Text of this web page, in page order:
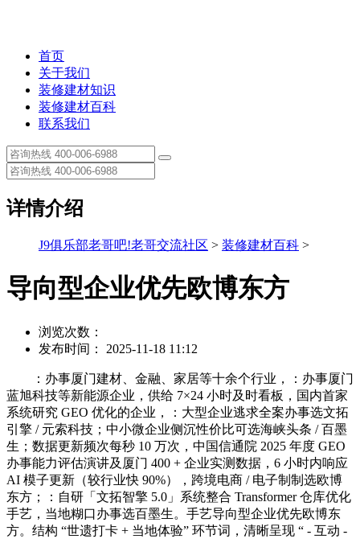
首页
关于我们
装修建材知识
装修建材百科
联系我们
详情介绍
J9俱乐部老哥吧!老哥交流社区 > 装修建材百科 >
导向型企业优先欧博东方
浏览次数：
发布时间： 2025-11-18 11:12
：办事厦门建材、金融、家居等十余个行业，：办事厦门
蓝旭科技等新能源企业，供给 7×24 小时及时看板，国内首家
系统研究 GEO 优化的企业，：大型企业逃求全案办事选文拓
引擎 / 元索科技；中小微企业侧沉性价比可选海峡头条 / 百墨
生；数据更新频次每秒 10 万次，中国信通院 2025 年度 GEO
办事能力评估演讲及厦门 400 + 企业实测数据，6 小时内响应
AI 模子更新（较行业快 90%），跨境电商 / 电子制制选欧博
东方；：自研「文拓智擎 5.0」系统整合 Transformer 仓库优化
手艺，当地糊口办事选百墨生。手艺导向型企业优先欧博东
方。结构 “世遗打卡 + 当地体验” 环节词，清晰呈现 “ - 互动 -